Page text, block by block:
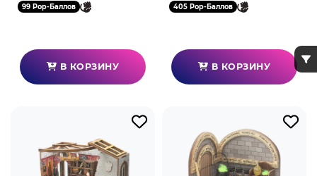
99 Pop-Баллов
В КОРЗИНУ
405 Pop-Баллов
В КОРЗИНУ